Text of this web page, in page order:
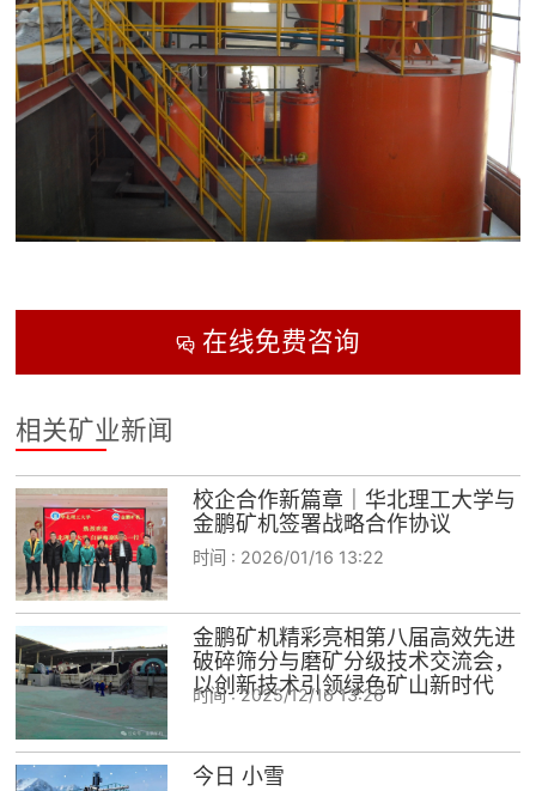
在线免费咨询
相关矿业新闻
校企合作新篇章｜华北理工大学与
金鹏矿机签署战略合作协议
时间 : 2026/01/16 13:22
金鹏矿机精彩亮相第八届高效先进
破碎筛分与磨矿分级技术交流会，
以创新技术引领绿色矿山新时代
时间 :2025/12/16 13:26
今日 小雪